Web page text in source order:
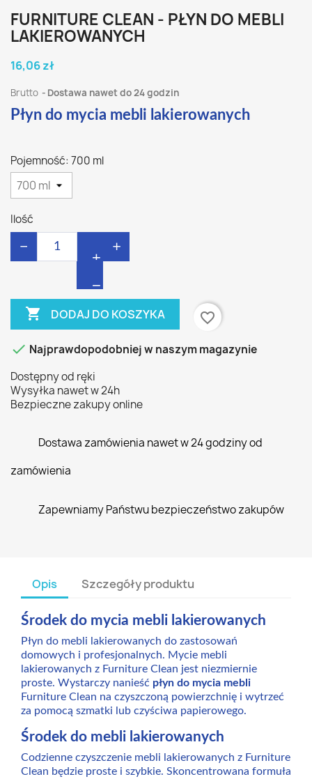
FURNITURE CLEAN - PŁYN DO MEBLI
LAKIEROWANYCH
16,06 zł
Brutto Dostawa nawet do 24 godzin
Płyn do mycia mebli lakierowanych
Pojemność: 700 ml
Ilość
− +
 DODAJ DO KOSZYKA
favorite_border
 Najprawdopodobniej w naszym magazynie
Dostępny od ręki
Wysyłka nawet w 24h
Bezpieczne zakupy online
Dostawa zamówienia nawet w 24 godziny od
zamówienia
Zapewniamy Państwu bezpieczeństwo zakupów
Opis Szczegóły produktu
Środek do mycia mebli lakierowanych
Płyn do mebli lakierowanych do zastosowań
domowych i profesjonalnych. Mycie mebli
lakierowanych z Furniture Clean jest niezmiernie
proste. Wystarczy nanieść płyn do mycia mebli
Furniture Clean na czyszczoną powierzchnię i wytrzeć
za pomocą szmatki lub czyściwa papierowego.
Środek do mebli lakierowanych
Codzienne czyszczenie mebli lakierowanych z Furniture
Clean będzie proste i szybkie. Skoncentrowana formuła